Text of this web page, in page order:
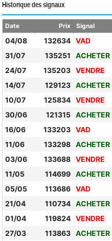
Historique des signaux
Date Prix Signal
04/08 132634 VAD
31/07
135251 ACHETER
24/07
135203 VENDRE
14/07
129123 ACHETER
10/07
125834 VENDRE
30/06
121315 ACHETER
16/06
133203 VAD
11/06
133298 ACHETER
03/06
133688 VENDRE
11/05
114699 ACHETER
05/05
113686 VAD
21/04
110734 ACHETER
01/04
119824 VENDRE
27/03
113863 ACHETER